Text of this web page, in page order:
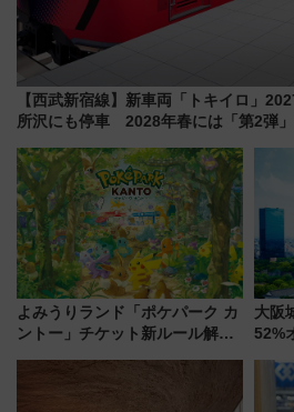
【西武新宿線】新車両「トキイロ」
所沢にも停車 2028年春には「第2弾
よみうりランド「ポケパーク カ
ントー」チケット新ルール解
大阪
52%
ー
る